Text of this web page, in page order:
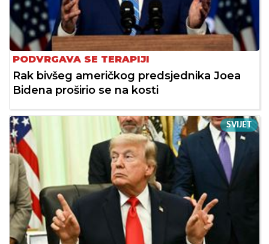
PODVRGAVA SE TERAPIJI
Rak bivšeg američkog predsjednika Joea
Bidena proširio se na kosti
SVIJET